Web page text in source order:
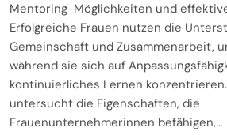
Mentoring-Möglichkeiten und
Erfolgreiche Frauen nutzen die
Gemeinschaft und Zusammenarbeit,
während sie sich auf
kontinuierliches Lernen
untersucht die Eigenschaften, die
Frauenunternehmerinnen befähigen,…